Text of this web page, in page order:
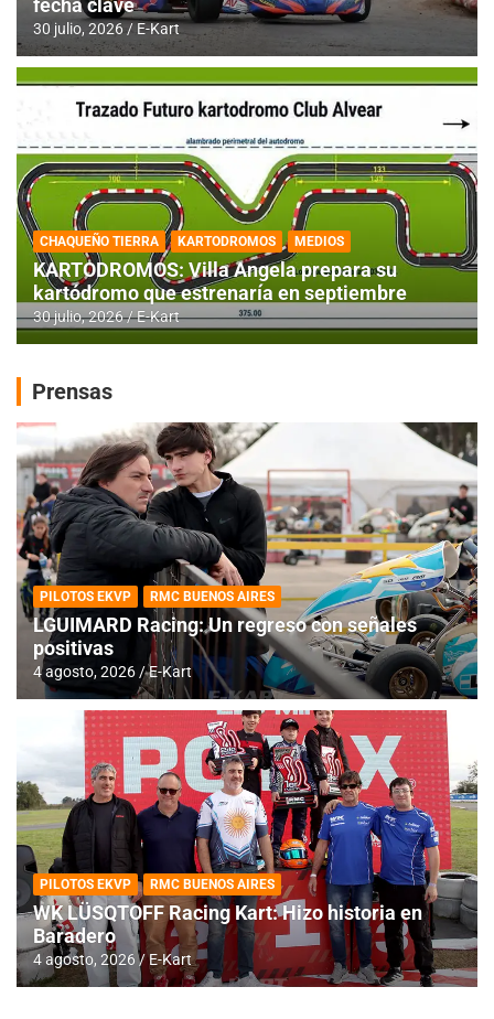
fecha clave
30 julio, 2026 E-Kart
CHAQUEÑO TIERRA KARTODROMOS MEDIOS
KARTODROMOS: Villa Angela prepara su
kartódromo que estrenaría en septiembre
30 julio, 2026 E-Kart
Prensas
PILOTOS EKVP RMC BUENOS AIRES
LGUIMARD Racing: Un regreso con señales
positivas
4 agosto, 2026 E-Kart
PILOTOS EKVP RMC BUENOS AIRES
WK LÜSQTOFF Racing Kart: Hizo historia en
Baradero
4 agosto, 2026 E-Kart